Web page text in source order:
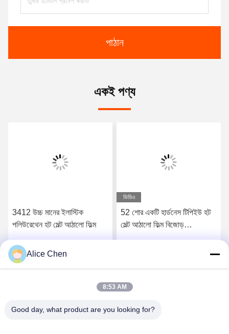
পাঠান
একই পণ্য
3412 উচ্চ মানের ইলাস্টিক
পলিউরেথেন হট মেল্ট আঠালো ফিল্ম
ভিডিও
52 শোর একটি হার্ডনেস টিপিইউ হট
মেল্ট আঠালো ফিল্ম বিজোড়
Alice Chen
8:53 AM
Good day, what product are you looking for?